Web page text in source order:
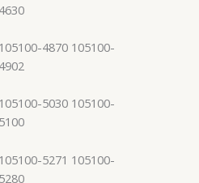
4870 105100-
5030 105100-
5271 105100-